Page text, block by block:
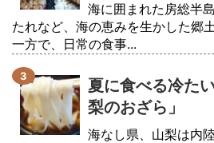
海に囲まれた房総半
たれなど、海の恵みを生かした郷
一方で、日常の食事...
夏に食べる冷た
梨のおざら」
海なし県、山梨は内